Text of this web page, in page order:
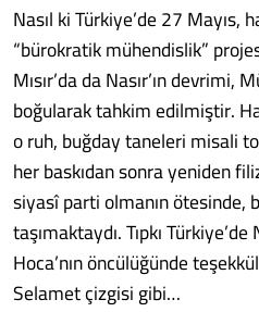
Nasıl ki Türkiye’de 27 Mayıs,
“bürokratik mühendislik”
Mısır’da da Nasır’ın devrimi,
boğularak tahkim edilmiştir.
o ruh, buğday taneleri misali
her baskıdan sonra yeniden
siyasî parti olmanın ötesinde,
taşımaktaydı. Tıpkı
Hoca’nın öncülüğünde
Selamet çizgisi gibi…